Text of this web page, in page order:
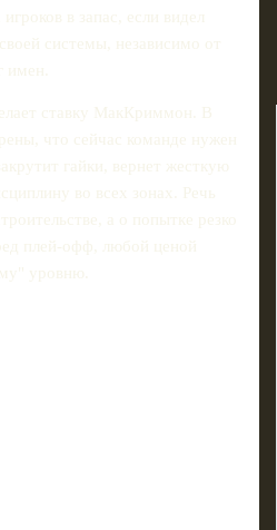
в запас, если видел
системы, независимо от
имен.
ставку МакКриммон. В
что сейчас команде нужен
гайки, вернет жесткую
во всех зонах. Речь
а о попытке резко
плей-офф, любой ценой
уровню.